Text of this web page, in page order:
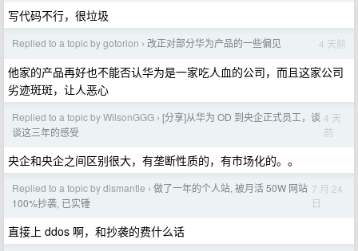
写代码不行，很垃圾
Replied to a topic by gotorion › 改正对部分华为产品的一些偏见 4 天前
他家的产品再好也不能否认华为是一家吃人血的公司，而且这家公司
劣迹斑斑，让人恶心
Replied to a topic by WilsonGGG › [分享]从华为 OD 到央企正式员工，谈
谈这三年的感受
4 天
前
央企和央企之间区别很大，有垄断性质的，有市场化的。。
Replied to a topic by dismantle › 做了一年的个人站, 被月活 50W 网站
100%抄袭, 已实锤
7 月 24
日
直接上 ddos 啊，和抄袭的费什么话